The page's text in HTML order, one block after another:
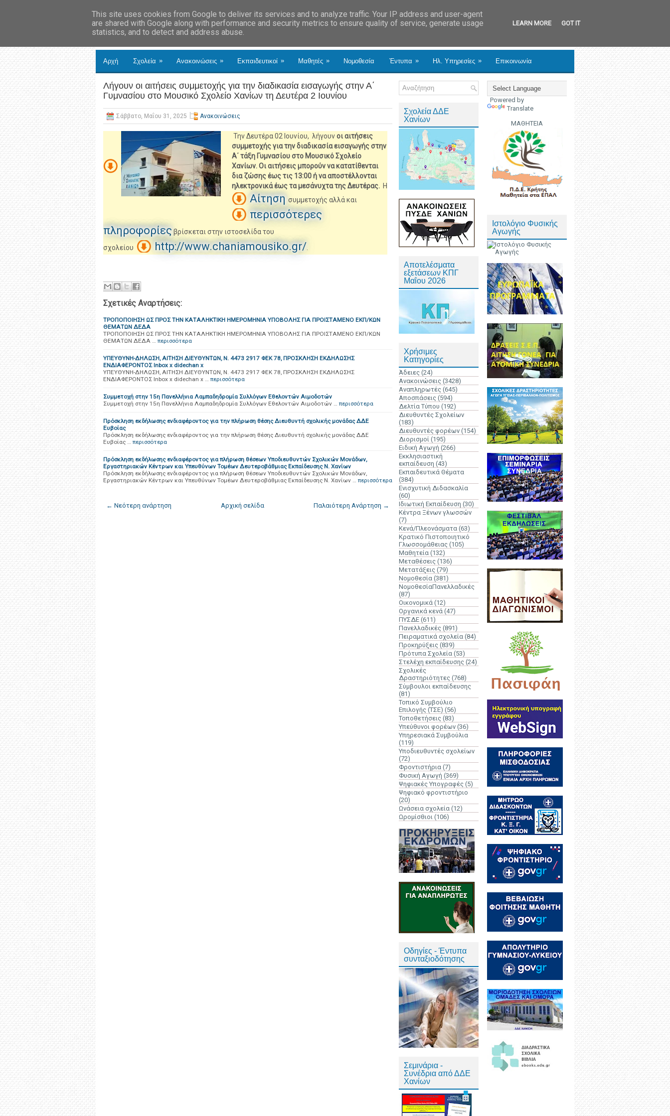
Αρχή Σχολεία » Ανακοινώσεις » Εκπαιδευτικοί » Μαθητές » Νομοθεσία Έντυπα » Ηλ. Υπηρεσίες » Επικοινωνία
Λήγουν οι αιτήσεις συμμετοχής για την διαδικασία εισαγωγής στην Α΄
Γυμνασίου στο Μουσικό Σχολείο Χανίων τη Δευτέρα 2 Ιουνίου
Σάββατο, Μαΐου 31, 2025 Ανακοινώσεις
Την Δευτέρα 02 Ιουνίου, λήγουνοι αιτήσεις
συμμετοχής για την διαδικασία εισαγωγής στην
Α΄ τάξη Γυμνασίου στο Μουσικό Σχολείο
Χανίων. Οι αιτήσεις μπορούν να κατατίθενται
δια ζώσης έως τις 13:00 ή να αποστέλλονται
ηλεκτρονικά έως τα μεσάνυχτα της Δευτέρας. Η
Αίτηση συμμετοχής αλλά και
περισσότερες
πληροφορίες βρίσκεται στην ιστοσελίδα του
σχολείου
http://www.chaniamousiko.gr/
Σχετικές Αναρτήσεις:
ΤΡΟΠΟΠΟΙΗΣΗ ΩΣ ΠΡΟΣ ΤΗΝ ΚΑΤΑΛΗΚΤΙΚΗ ΗΜΕΡΟΜΗΝΙΑ ΥΠΟΒΟΛΗΣ ΓΙΑ ΠΡΟΙΣΤΑΜΕΝΟ ΕΚΠ/ΚΩΝ
ΘΕΜΑΤΩΝ ΔΕΔΑ
ΤΡΟΠΟΠΟΙΗΣΗ ΩΣ ΠΡΟΣ ΤΗΝ ΚΑΤΑΛΗΚΤΙΚΗ ΗΜΕΡΟΜΗΝΙΑ ΥΠΟΒΟΛΗΣ ΓΙΑ ΠΡΟΙΣΤΑΜΕΝΟ ΕΚΠ/ΚΩΝ
ΘΕΜΑΤΩΝ ΔΕΔΑ … περισσότερα
ΥΠΕΥΘΥΝΗ-ΔΗΛΩΣΗ, ΑΙΤΗΣΗ ΔΙΕΥΘΥΝΤΩΝ, Ν. 4473 2917 ΦΕΚ 78, ΠΡΟΣΚΛΗΣΗ ΕΚΔΗΛΩΣΗΣ
ΕΝΔΙΑΦΕΡΟΝΤΟΣ Inbox x didechan x
ΥΠΕΥΘΥΝΗ-ΔΗΛΩΣΗ, ΑΙΤΗΣΗ ΔΙΕΥΘΥΝΤΩΝ, Ν. 4473 2917 ΦΕΚ 78, ΠΡΟΣΚΛΗΣΗ ΕΚΔΗΛΩΣΗΣ
ΕΝΔΙΑΦΕΡΟΝΤΟΣ Inbox x didechan x … περισσότερα
Συμμετοχή στην 15η Πανελλήνια Λαμπαδηδρομία Συλλόγων Εθελοντών Αιμοδοτών
Συμμετοχή στην 15η Πανελλήνια Λαμπαδηδρομία Συλλόγων Εθελοντών Αιμοδοτών … περισσότερα
Πρόσκληση εκδήλωσης ενδιαφέροντος για την πλήρωση θέσης Διευθυντή σχολικής μονάδας ΔΔΕ
Ευβοίας
Πρόσκληση εκδήλωσης ενδιαφέροντος για την πλήρωση θέσης Διευθυντή σχολικής μονάδας ΔΔΕ
Ευβοίας … περισσότερα
Πρόσκληση εκδήλωσης ενδιαφέροντος για πλήρωση θέσεων Υποδιευθυντών Σχολικών Μονάδων,
Εργαστηριακών Κέντρων και Υπευθύνων Τομέων Δευτεροβάθμιας Εκπαίδευσης Ν. Χανίων
Πρόσκληση εκδήλωσης ενδιαφέροντος για πλήρωση θέσεων Υποδιευθυντών Σχολικών Μονάδων,
Εργαστηριακών Κέντρων και Υπευθύνων Τομέων Δευτεροβάθμιας Εκπαίδευσης Ν. Χανίων … περισσότερα
← Νεότερη ανάρτηση Παλαιότερη Ανάρτηση →
Αρχική σελίδα
Σχολεία ΔΔΕ
Χανίων
Αποτελέσματα
εξετάσεων ΚΠΓ
Μαΐου 2026
Χρήσιμες
Κατηγορίες
Άδειες (24)
Ανακοινώσεις (3428)
Αναπληρωτές (645)
Αποσπάσεις (594)
Δελτία Τύπου (192)
Διευθυντές Σχολείων
(183)
Διευθυντές φορέων (154)
Διορισμοί (195)
Ειδική Αγωγή (266)
Εκκλησιαστική
εκπαίδευση (43)
Εκπαιδευτικά Θέματα
(384)
Ενισχυτική Διδασκαλία
(60)
Ιδιωτική Εκπαίδευση (30)
Κέντρα Ξένων γλωσσών
(7)
Κενά/Πλεονάσματα (63)
Κρατικό Πιστοποιητικό
Γλωσσομάθειας (105)
Μαθητεία (132)
Μεταθέσεις (136)
Μετατάξεις (79)
Νομοθεσία (381)
ΝομοθεσίαΠανελλαδικές
(87)
Οικονομικά (12)
Οργανικά κενά (47)
ΠΥΣΔΕ (611)
Πανελλαδικές (891)
Πειραματικά σχολεία (84)
Προκηρύξεις (839)
Πρότυπα Σχολεία (53)
Στελέχη εκπαίδευσης (24)
Σχολικές
Δραστηριότητες (768)
Σύμβουλοι εκπαίδευσης
(81)
Τοπικό Συμβούλιο
Επιλογής (ΤΣΕ) (56)
Τοποθετήσεις (83)
Υπεύθυνοι φορέων (36)
Υπηρεσιακά Συμβούλια
(119)
Υποδιευθυντές σχολείων
(72)
Φροντιστήρια (7)
Φυσική Αγωγή (369)
Ψηφιακές Υπογραφές (5)
Ψηφιακό φροντιστήριο
(20)
Ωνάσεια σχολεία (12)
Ωρομίσθιοι (106)
Οδηγίες - Έντυπα
συνταξιοδότησης
Σεμινάρια -
Συνέδρια από ΔΔΕ
Χανίων
Powered by
Translate
ΜΑΘΗΤΕΙΑ
Ιστολόγιο Φυσικής
Αγωγής
This site uses cookies from Google to deliver its services and to analyze traffic. Your IP address and user-agent
are shared with Google along with performance and security metrics to ensure quality of service, generate usage
statistics, and to detect and address abuse.
LEARN MORE GOT IT